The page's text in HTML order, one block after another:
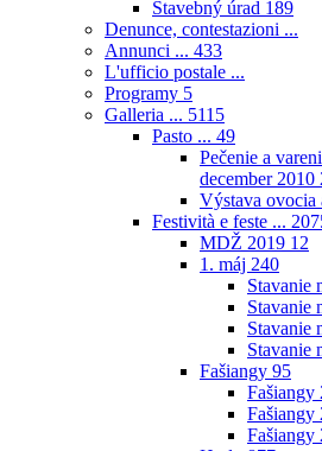
Stavebný úrad 189
Denunce, contestazioni ...
Annunci ... 433
L'ufficio postale ...
Programy 5
Galleria ... 5115
Pasto ... 49
Pečenie a
december 2010
Výstava ovocia
Festività e feste ...
MDŽ 2019 12
1. máj 240
Stavanie
Stavanie
Stavanie
Stavanie
Fašiangy 95
Fašiangy
Fašiangy
Fašiangy